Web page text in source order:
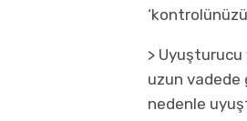
>
uzun vadede
nedenle